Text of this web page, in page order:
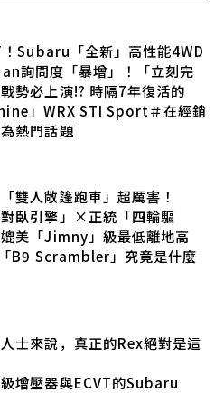
「全新」高性能4WD
度「暴增」！「立刻完
上演!? 時隔7年復活的
WRX STI Sport＃在經銷
話題
敞篷跑車」超厲害！
擎」×正統「四輪驅
Jimny」級最低離地高
」究竟是什麼
說，真正的Rex絕對是這
器與ECVT的Subaru